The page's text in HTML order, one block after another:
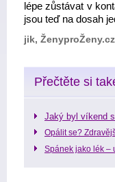
lépe zůstávat v
jsou teď na dosah
jik, ŽenyproŽeny.cz
Přečtěte si
Jaký byl víkend
Opálit se?
Spánek jako lék –